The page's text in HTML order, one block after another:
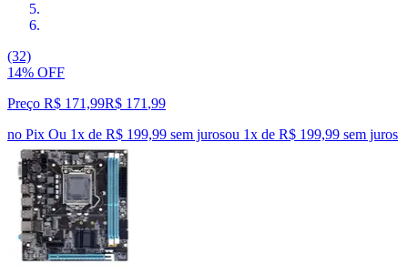
(32)
14% OFF
Preço R$ 171,99R$ 171 ,99
no Pix Ou 1x de R$ 199,99 sem jurosou 1x de R$ 199,99 sem juros